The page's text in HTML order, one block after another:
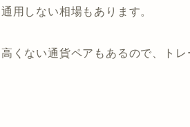
用しない相場もあります。
くない通貨ペアもあるので、トレ